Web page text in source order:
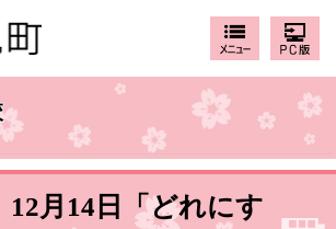
月14日「どれにす